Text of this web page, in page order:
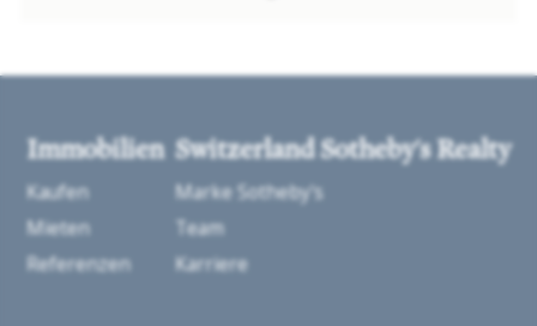
Immobilien
Kaufen
Mieten
Referenzen
Switzerland Sotheby's Realty
Marke Sotheby's
Team
Karriere